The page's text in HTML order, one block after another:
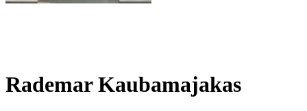
Rademar Kaubamajakas